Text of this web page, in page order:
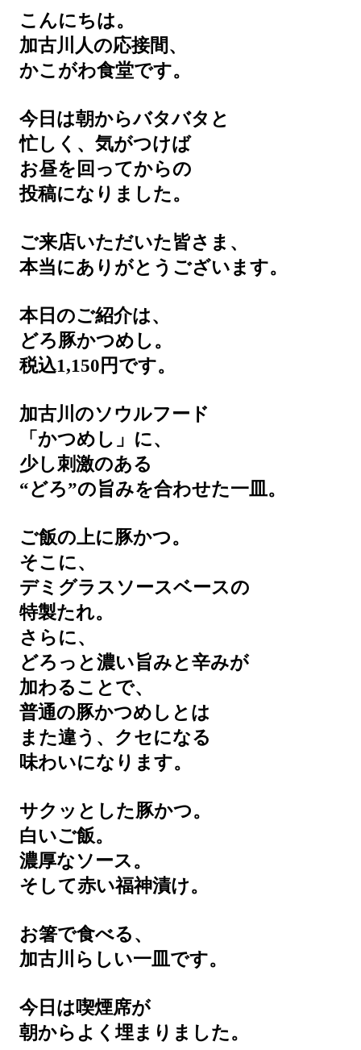
こんにちは。
加古川人の応接間、
かこがわ食堂です。
今日は朝からバタバタと
忙しく、気がつけば
お昼を回ってからの
投稿になりました。
ご来店いただいた皆さま、
本当にありがとうございます。
本日のご紹介は、
どろ豚かつめし。
税込1,150円です。
加古川のソウルフード
「かつめし」に、
少し刺激のある
“どろ”の旨みを合わせた一皿。
ご飯の上に豚かつ。
そこに、
デミグラスソースベースの
特製たれ。
さらに、
どろっと濃い旨みと辛みが
加わることで、
普通の豚かつめしとは
また違う、クセになる
味わいになります。
サクッとした豚かつ。
白いご飯。
濃厚なソース。
そして赤い福神漬け。
お箸で食べる、
加古川らしい一皿です。
今日は喫煙席が
朝からよく埋まりました。